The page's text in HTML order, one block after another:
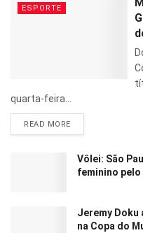
ESPORTE
quarta-feira...
READ MORE
Vôlei: São
feminino pelo
Jeremy
na Copa do